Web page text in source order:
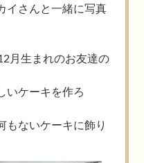
イさんと一緒に写真
月生まれのお友達の
いケーキを作ろ
もないケーキに飾り